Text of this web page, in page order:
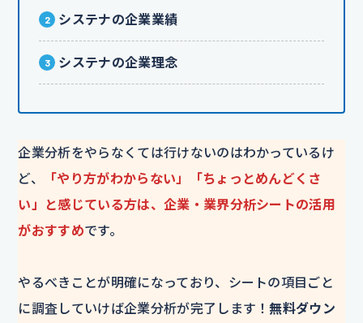
システナの企業業績
システナの企業理念
企業分析をやらなくては行けないのはわかっているけ
ど、
「やり方がわからない」「ちょっとめんどくさ
い」と感じている方は、企業・業界分析シートの活用
がおすすめです。
やるべきことが明確になっており、シートの項目ごと
に調査していけば企業分析が完了します！無料ダウン